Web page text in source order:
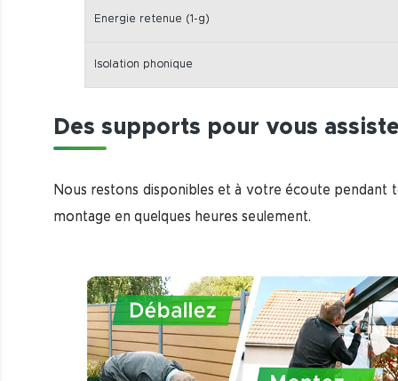
Energie retenue (1-g)
Isolation phonique
Des supports pour vous
Nous restons disponibles et à votre écoute pendant
montage en quelques heures seulement.